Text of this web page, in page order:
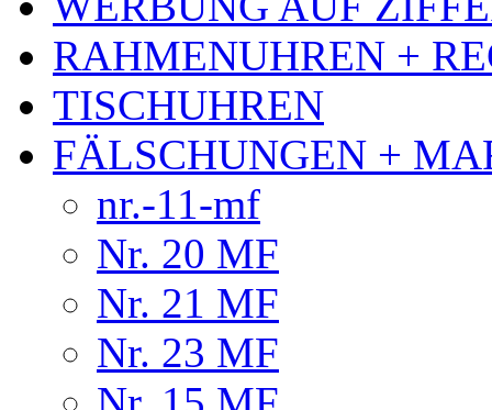
RAHMENUHREN +
TISCHUHREN
FÄLSCHUNGEN +
nr.-11-mf
Nr. 20 MF
Nr. 21 MF
Nr. 23 MF